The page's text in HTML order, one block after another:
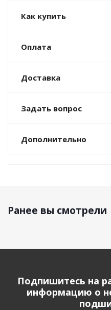
Как купить
Оплата
Доставка
Задать вопрос
Дополнительно
Ранее вы смотрели
Подпишитесь на
информацию о